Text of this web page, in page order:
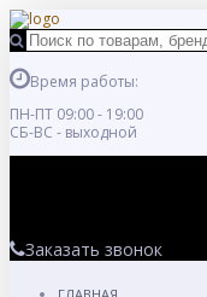
Время работы:
ПН-ПТ 09:00 - 19:00
СБ-ВС - выходной
Заказать звонок